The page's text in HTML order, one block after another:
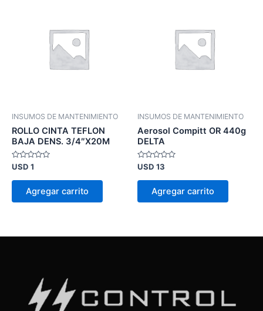
INSUMOS DE MANTENIMIENTO
ROLLO CINTA TEFLON
BAJA DENS. 3/4″X20M
Valorado
en
0
USD 1
Agregar carrito
INSUMOS DE MANTENIMIENTO
Aerosol Compitt OR 440g
DELTA
Valorado
en
0
USD 13
Agregar carrito